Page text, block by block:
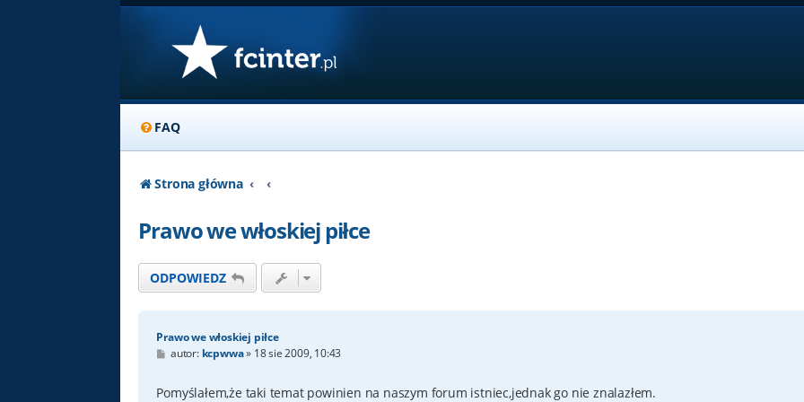
FAQ
Strona główna
Prawo we włoskiej piłce
ODPOWIEDZ
Prawo we włoskiej piłce
P
t
autor: kcpwwa» 18 sie 2009, 10:43
Pomyślałem,że taki temat powinien na naszym forum istniec,jednak go nie znalazłem.